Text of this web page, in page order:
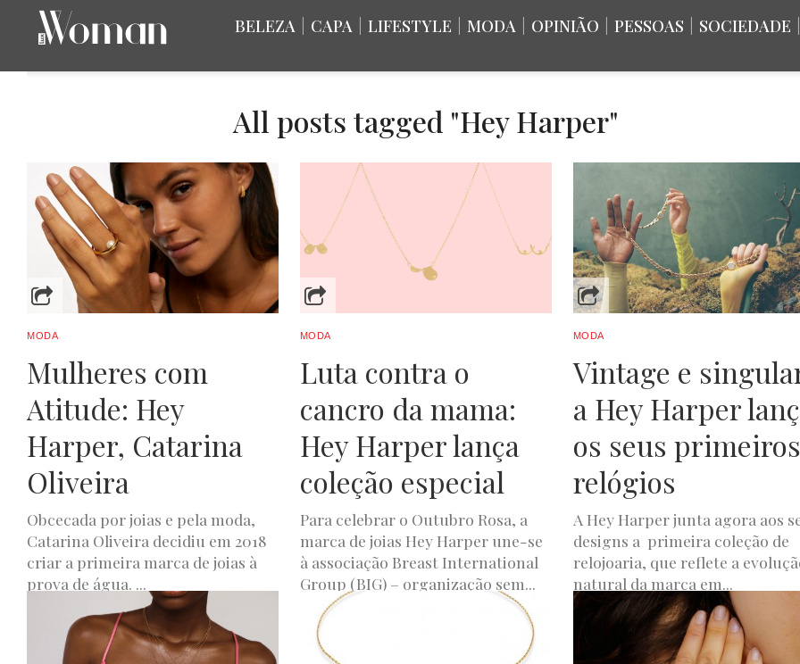
BELEZA CAPA LIFESTYLE MODA OPINIÃO PESSOAS SOCIEDADE
All posts tagged "Hey Harper"
MODA
Mulheres com
Atitude: Hey
Harper, Catarina
Oliveira
Obcecada por joias e pela moda,
Catarina Oliveira decidiu em 2018
criar a primeira marca de joias à
prova de água. ...
JOANA DE OLIVEIRA DEZEMBRO 16, 2022
MODA
Luta contra o
cancro da mama:
Hey Harper lança
coleção especial
Para celebrar o Outubro Rosa, a
marca de joias Hey Harper une-se
à associação Breast International
Group (BIG) – organização sem...
JOANA DE OLIVEIRA
MODA
Vintage e
a Hey Harper
os seus primeiros
relógios
A Hey Harper junta agora aos
designs a primeira coleção de
relojoaria, que reflete a
natural da marca em...
JOANA DE OLIVEIRA SETEMBRO 22, 2022